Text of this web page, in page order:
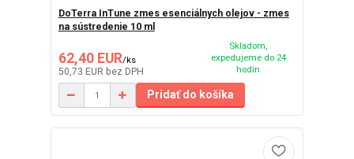
DoTerra InTune zmes esenciálnych olejov - zmes
na sústredenie 10 ml
62,40 EUR/ks
50,73 EUR bez DPH
Skladom,
expedujeme do 24
hodín
Pridať do košíka